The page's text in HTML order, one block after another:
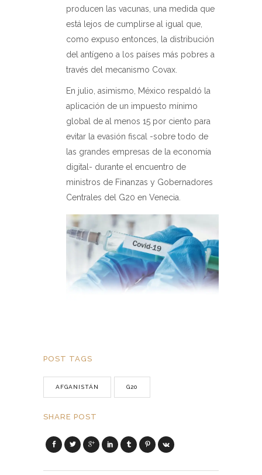
producen las vacunas, una medida que
está lejos de cumplirse al igual que,
como expuso entonces, la distribución
del antígeno a los países más pobres a
través del mecanismo Covax.
En julio, asimismo, México respaldó la
aplicación de un impuesto mínimo
global de al menos 15 por ciento para
evitar la evasión fiscal -sobre todo de
las grandes empresas de la economía
digital- durante el encuentro de
ministros de Finanzas y Gobernadores
Centrales del G20 en Venecia.
POST TAGS
AFGANISTÁN G20
SHARE POST